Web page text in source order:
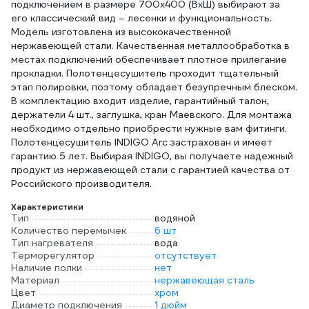
подключением в размере 700х400 (ВхШ) выбирают за
его классический вид – лесенки и функциональность.
Модель изготовлена из высококачественной
нержавеющей стали. Качественная металлообработка в
местах подключений обеспечивает плотное прилегание
прокладки. Полотенцесушитель проходит тщательный
этап полировки, поэтому обладает безупречным блеском.
В комплектацию входит изделие, гарантийный талон,
держатели 4 шт., заглушка, кран Маевского. Для монтажа
необходимо отдельно приобрести нужные вам фитинги.
Полотенцесушитель INDIGO Arc застрахован и имеет
гарантию 5 лет. Выбирая INDIGO, вы получаете надежный
продукт из нержавеющей стали с гарантией качества от
Российского производителя.
Характеристики
Тип
водяной
Количество перемычек
6 шт
Тип нагревателя
вода
Терморегулятор
отсутствует
Наличие полки
нет
Материал
нержавеющая сталь
Цвет
хром
Диаметр подключения
1 дюйм